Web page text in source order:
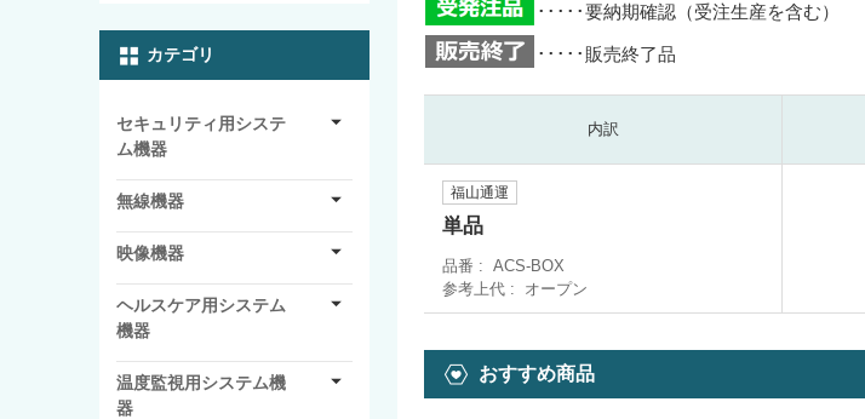
･････要納期確認（受注生産を含む）
･････販売終了品
内訳
福山通運
単品
品番
ACS-BOX
参考上代
オープン
おすすめ商品
カテゴリ
セキュリティ用システ
ム機器
無線機器
映像機器
ヘルスケア用システム
機器
温度監視用システム機
器